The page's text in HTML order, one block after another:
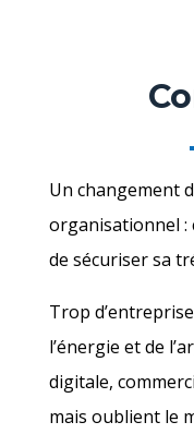
Un changement
organisationnel :
de sécuriser sa
Trop
l’énergie et de
digitale,
mais oublient le